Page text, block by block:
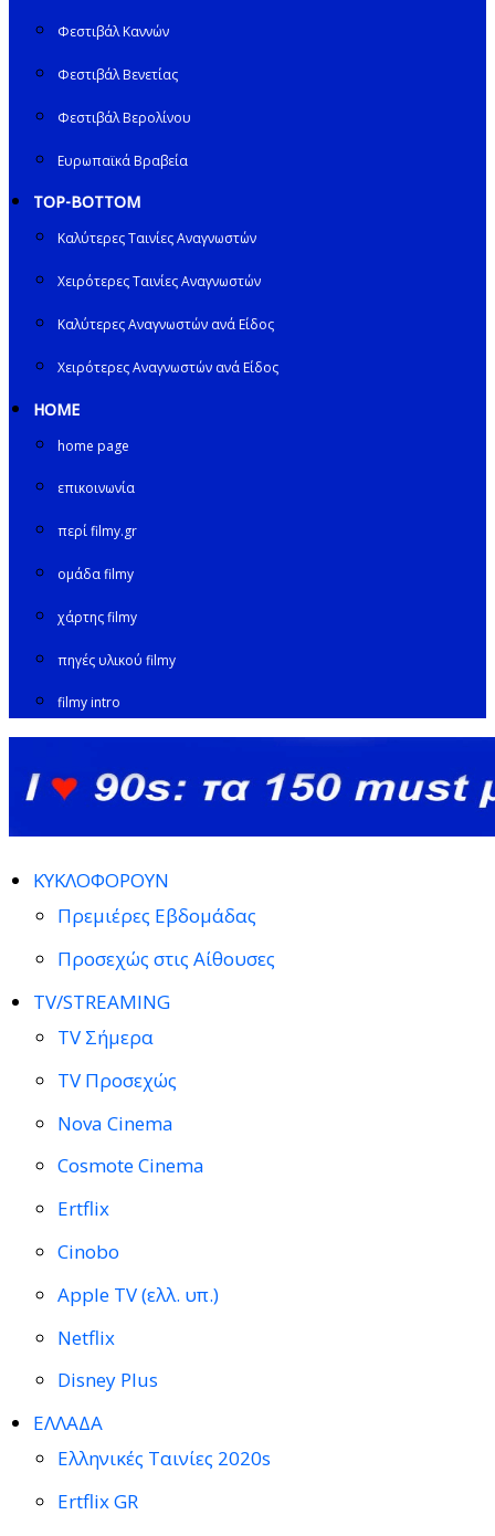
Φεστιβάλ Καννών
Φεστιβάλ Βενετίας
Φεστιβάλ Βερολίνου
Ευρωπαϊκά Βραβεία
TOP-BOTTOM
Καλύτερες Ταινίες Αναγνωστών
Χειρότερες Ταινίες Αναγνωστών
Καλύτερες Αναγνωστών ανά Είδος
Χειρότερες Αναγνωστών ανά Είδος
HOME
home page
επικοινωνία
περί filmy.gr
ομάδα filmy
χάρτης filmy
πηγές υλικού filmy
filmy intro
ΚΥΚΛΟΦΟΡΟΥΝ
Πρεμιέρες Εβδομάδας
Προσεχώς στις Αίθουσες
TV/STREAMING
TV Σήμερα
TV Προσεχώς
Nova Cinema
Cosmote Cinema
Ertflix
Cinobo
Apple TV (ελλ. υπ.)
Netflix
Disney Plus
ΕΛΛΑΔΑ
Ελληνικές Ταινίες 2020s
Ertflix GR